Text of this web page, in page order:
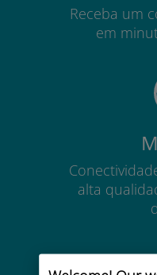
Receba um
em
alta